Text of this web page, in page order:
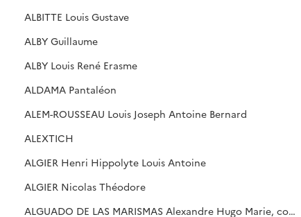
ALBITTE Louis Gustave
ALBY Guillaume
ALBY Louis René Erasme
ALDAMA Pantaléon
ALEM-ROUSSEAU Louis Joseph Antoine Bernard
ALEXTICH
ALGIER Henri Hippolyte Louis Antoine
ALGIER Nicolas Théodore
ALGUADO DE LAS MARISMAS Alexandre Hugo Marie, comte